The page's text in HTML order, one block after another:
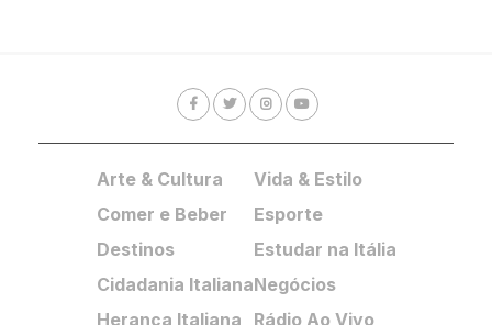
Arte & Cultura
Comer e Beber
Destinos
Cidadania Italiana
Herança Italiana
Vida & Estilo
Esporte
Estudar na Itália
Negócios
Rádio Ao Vivo